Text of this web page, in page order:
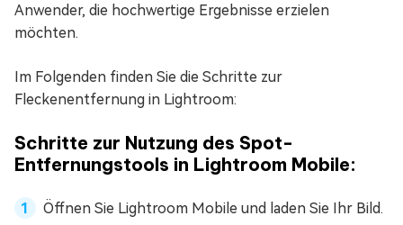
Anwender, die hochwertige Ergebnisse erzielen
möchten.
Im Folgenden finden Sie die Schritte zur
Fleckenentfernung in Lightroom:
Schritte zur Nutzung des Spot-
Entfernungstools in Lightroom Mobile:
Öffnen Sie Lightroom Mobile und laden Sie Ihr Bild.